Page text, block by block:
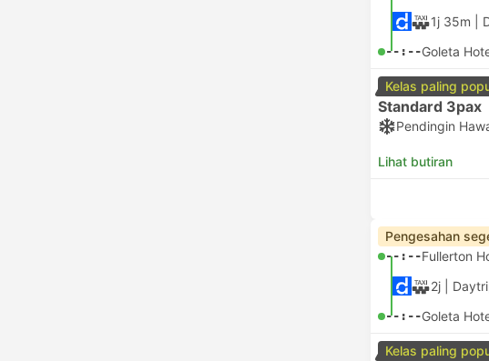
1j 35m |
--:--Goleta
Kelas paling
Standard 3pax
Pendingin
Lihat butiran
Pengesahan
--:--Fullerton
2j |
--:--Goleta
Kelas paling